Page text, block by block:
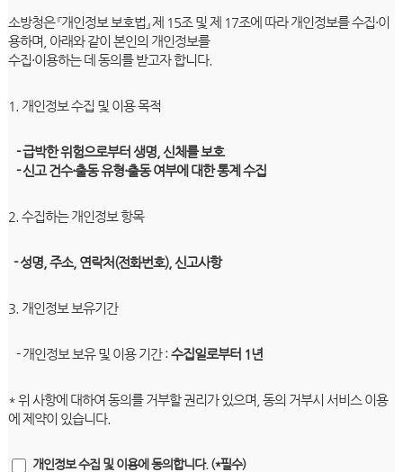
소방청은 『개인정보 보호법』 제 15조 및 제 17조에 따라 개인정보를 수집·이
용하며, 아래와 같이 본인의 개인정보를
수집·이용하는 데 동의를 받고자 합니다.
1. 개인정보 수집 및 이용 목적
- 급박한 위험으로부터 생명, 신체를 보호
- 신고 건수·출동 유형·출동 여부에 대한 통계 수집
2. 수집하는 개인정보 항목
- 성명, 주소, 연락처(전화번호), 신고사항
3. 개인정보 보유기간
- 개인정보 보유 및 이용 기간 : 수집일로부터 1년
* 위 사항에 대하여 동의를 거부할 권리가 있으며, 동의 거부시 서비스 이용
에 제약이 있습니다.
개인정보 수집 및 이용에 동의합니다. (*필수)